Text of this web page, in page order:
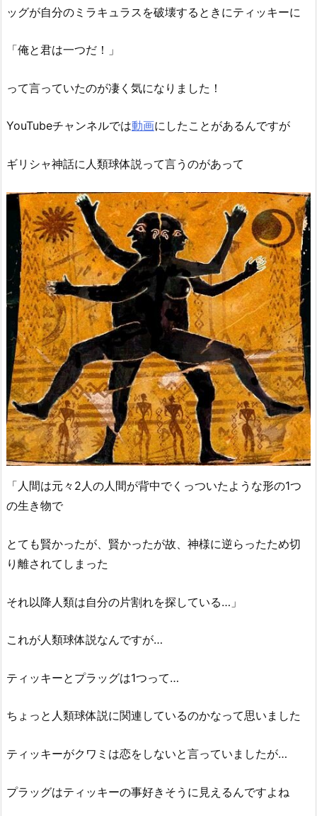
ッグが自分のミラキュラスを破壊するときにティッキーに
「俺と君は一つだ！」
って言っていたのが凄く気になりました！
YouTubeチャンネルでは動画にしたことがあるんですが
ギリシャ神話に人類球体説って言うのがあって
「人間は元々2人の人間が背中でくっついたような形の1つ
の生き物で
とても賢かったが、賢かったが故、神様に逆らったため切
り離されてしまった
それ以降人類は自分の片割れを探している…」
これが人類球体説なんですが…
ティッキーとプラッグは1つって…
ちょっと人類球体説に関連しているのかなって思いました
ティッキーがクワミは恋をしないと言っていましたが…
プラッグはティッキーの事好きそうに見えるんですよね